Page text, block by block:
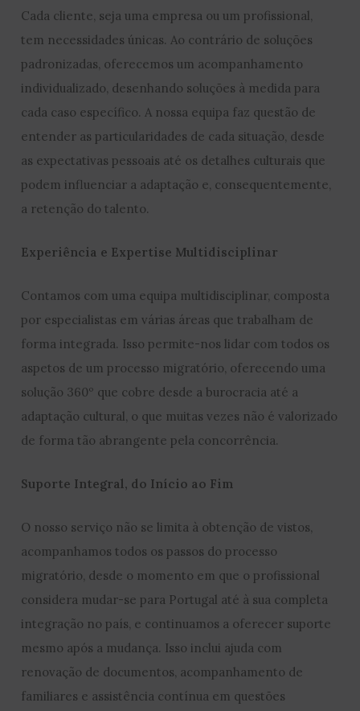
Cada cliente, seja uma empresa ou um profissional,
tem necessidades únicas. Ao contrário de soluções
padronizadas, oferecemos um acompanhamento
individualizado, desenhando soluções à medida para
cada caso específico. A nossa equipa faz questão de
entender as particularidades de cada situação, desde
as expectativas pessoais até os detalhes culturais que
podem influenciar a adaptação e, consequentemente,
a retenção do talento.
Experiência e Expertise Multidisciplinar
Contamos com uma equipa multidisciplinar, composta
por especialistas em várias áreas que trabalham de
forma integrada. Isso permite-nos lidar com todos os
aspetos de um processo migratório, oferecendo uma
solução 360º que cobre desde a burocracia até a
adaptação cultural, o que muitas vezes não é valorizado
de forma tão abrangente pela concorrência.
Suporte Integral, do Início ao Fim
O nosso serviço não se limita à obtenção de vistos,
acompanhamos todos os passos do processo
migratório, desde o momento em que o profissional
considera mudar-se para Portugal até à sua completa
integração no país, e continuamos a oferecer suporte
mesmo após a mudança. Isso inclui ajuda com
renovação de documentos, acompanhamento de
familiares e assistência contínua em questões